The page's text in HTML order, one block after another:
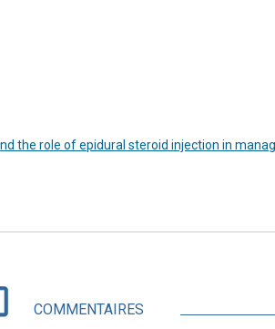
the role of epidural steroid injection in
COMMENTAIRES